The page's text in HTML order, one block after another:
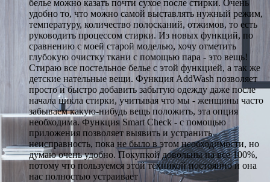
белье можно казать почти сухое после стирки. Очень
удобно то, что можно самой выставлять нужный режим,
температуру, количество полосканий, отжимов, то есть
руководить процессом стирки. Из новых функций, по
сравнению с моей старой моделью, хочу отметить
глубокую очистку ткани с помощью пара - это вещь!
Стираю все постельное белье с этой функцией, а так же
детские нательные вещи. Функция AddWash позволяет
просто и быстро добавить забытую одежду даже после
начала цикла стирки, учитывая что мы - женщины часто
забываем какую-нибудь вещь положить, эта опция
необходима. Функция Smart Check - с помощью
приложения позволяет выявить и устранить
неисправность, пока не было в этом необходимости, но
думаю очень удобно. Покупкой довольны на все 100%,
потому что пользуемся этой техникой постоянно и она
нас полностью устраивает